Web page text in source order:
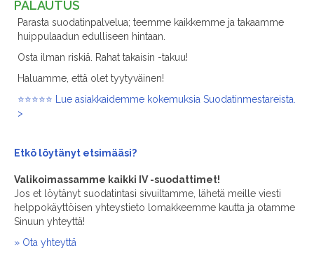
PALAUTUS
Parasta suodatinpalvelua; teemme kaikkemme ja takaamme
huippulaadun edulliseen hintaan.
Osta ilman riskiä. Rahat takaisin -takuu!
Haluamme, että olet tyytyväinen!
⭐⭐⭐⭐⭐ Lue asiakkaidemme kokemuksia Suodatinmestareista.
>
Etkö löytänyt etsimääsi?
Valikoimassamme kaikki IV -suodattimet!
Jos et löytänyt suodatintasi sivuiltamme, lähetä meille viesti
helppokäyttöisen yhteystieto lomakkeemme kautta ja otamme
Sinuun yhteyttä!
» Ota yhteyttä